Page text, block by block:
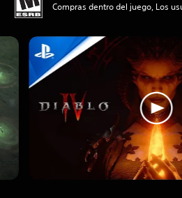
Compras dentro del juego, Los